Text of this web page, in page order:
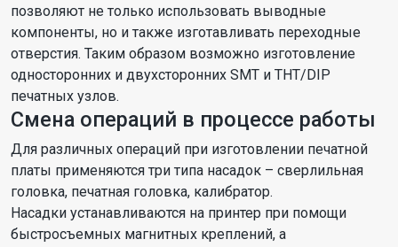
позволяют не только использовать выводные
компоненты, но и также изготавливать переходные
отверстия. Таким образом возможно изготовление
односторонних и двухсторонних SMT и THT/DIP
печатных узлов.
Смена операций в процессе работы
Для различных операций при изготовлении печатной
платы применяются три типа насадок – сверлильная
головка, печатная головка, калибратор.
Насадки устанавливаются на принтер при помощи
быстросъемных магнитных креплений, а